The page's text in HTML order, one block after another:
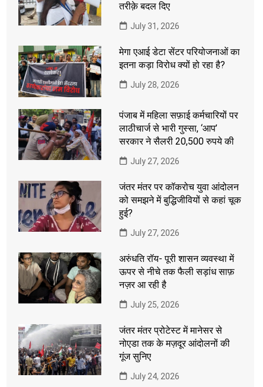
तरीक़े बदल दिए
July 31, 2026
मेगा एआई डेटा सेंटर परियोजनाओं का
इतना कड़ा विरोध क्यों हो रहा है?
July 28, 2026
पंजाब में महिला सफ़ाई कर्मचारियों पर
लाठीचार्ज से भारी गुस्सा, ‘आप’
सरकार ने सैलरी 20,500 रुपये की
July 27, 2026
जंतर मंतर पर कॉकरोच युवा आंदोलन
को समझने में बुद्धिजीवियों से कहां चूक
हुई?
July 27, 2026
अरुंधति रॉय- पूरी शासन व्यवस्था में
ऊपर से नीचे तक फैली सड़ांध साफ़
नज़र आ रही है
July 25, 2026
जंतर मंतर प्रोटेस्ट में मानेसर से
नोएडा तक के मज़दूर आंदोलनों की
गूंज सुनिए
July 24, 2026